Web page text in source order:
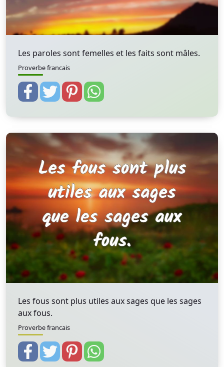
Les paroles sont femelles et les faits sont mâles.
Proverbe francais
Les fous sont plus utiles aux sages que les sages
aux fous.
Proverbe francais